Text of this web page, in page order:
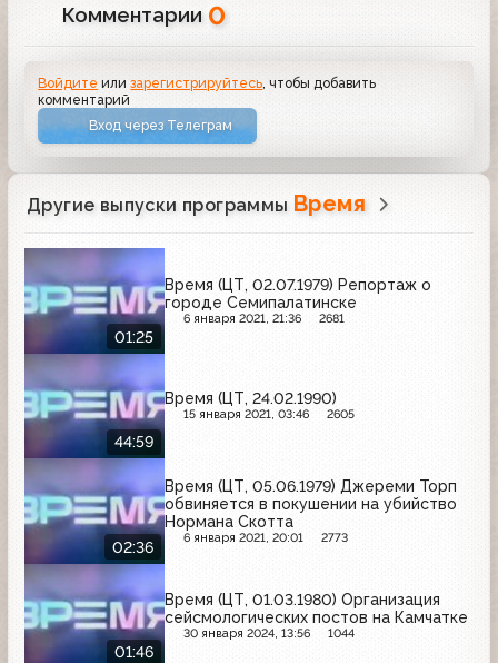
Комментарии 0
Войдите илизарегистрируйтесь , чтобы добавить
комментарий
Вход через Телеграм
Другие выпуски программы Время
01:25
Время (ЦТ, 02.07.1979) Репортаж о
городе Семипалатинске
6 января 2021, 21:36 2681
44:59
Время (ЦТ, 24.02.1990)
15 января 2021, 03:46 2605
02:36
Время (ЦТ, 05.06.1979) Джереми Торп
обвиняется в покушении на убийство
Нормана Скотта
6 января 2021, 20:01 2773
01:46
Время (ЦТ, 01.03.1980) Организация
сейсмологических постов на Камчатке
30 января 2024, 13:56 1044